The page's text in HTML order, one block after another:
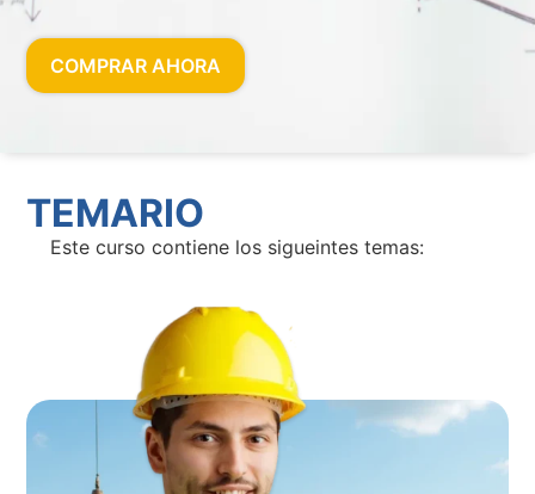
COMPRAR AHORA
TEMARIO
Este curso contiene los sigueintes temas: